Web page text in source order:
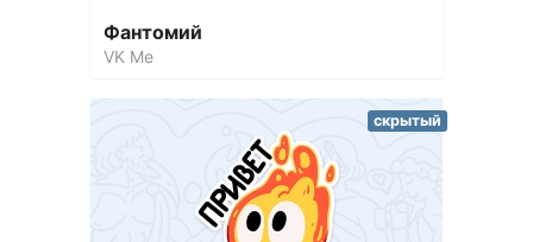
Фантомий
VK Me
скрытый